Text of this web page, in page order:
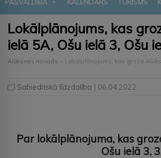
PAŠVALDĪBA KALENDĀRS TŪRISMS
Lokālplānojums, kas
ielā 5A, Ošu ielā 3, Ošu
Alūksnes novads > Lokālplānojums, kas groza
Sabiedriskā līdzdalība | 06.04.2022
Par lokālplānojuma, kas
Ošu ielā 3,